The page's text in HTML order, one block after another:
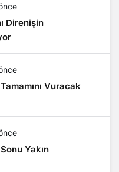
Direnişin
Vuracak
Yakın